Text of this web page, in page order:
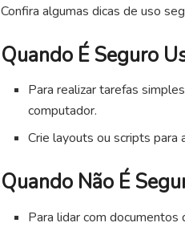
Confira algumas dicas de uso
Quando É Seguro
Para realizar tarefas
computador.
Crie layouts ou scripts para
Quando Não É
Para lidar com documentos